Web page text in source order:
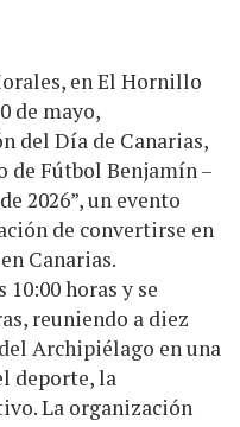
en El Hornillo
de mayo,
del Día de Canarias,
de Fútbol Benjamín –
2026”, un evento
de convertirse en
Canarias.
horas y se
reuniendo a diez
Archipiélago en una
deporte, la
La organización